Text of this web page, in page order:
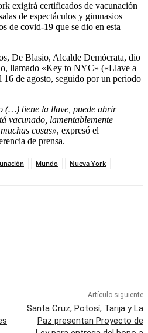
exigirá certificados de vacunación
de espectáculos y gimnasios
de covid-19 que se dio en esta
De Blasio, Alcalde Demócrata, dio
llamado «Key to NYC» («Llave a
de agosto, seguido por un periodo
(…) tiene la llave, puede abrir
vacunado, lamentablemente
cosas», expresó el
de prensa.
Mundo Nueva York
Artículo siguiente
Santa Cruz, Potosí, Tarija y La
Paz presentan Proyecto de